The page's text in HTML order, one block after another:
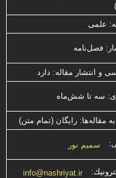
علمی
فصل‌نامه
و انتشار مقاله: دارد
سه تا شش‌ماه
مقاله‌ها: رایگان (تمام متن)
سمیم نور
info@nashriyat.ir